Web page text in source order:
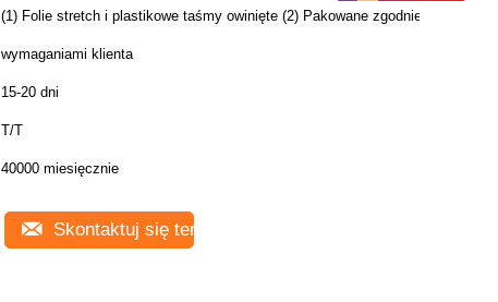
(1) Folie stretch i plastikowe taśmy owinięte (2) Pakowane zgodnie z
wymaganiami klienta
15-20 dni
T/T
40000 miesięcznie
Skontaktuj się teraz